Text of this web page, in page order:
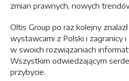
zmian prawnych, nowych
Oltis Group po raz kolejny
wystawcami z Polski i zagranicy
w swoich rozwiązaniach
Wszystkim odwiedzającym
przybycie.